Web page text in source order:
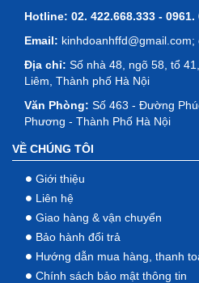
Hotline: 02. 422.668.333 -
Email:
Địa chỉ: Số nhà 48, ngõ 58, tổ
Liêm, Thành phố Hà Nội
Văn Phòng: Số 463 - Đường
Phương - Thành Phố Hà Nội
VỀ CHÚNG TÔI
Giới thiệu
Liên hệ
Giao hàng & vận chuyển
Bảo hành đổi trả
Hướng dẫn mua hàng, thanh
Chính sách bảo mật thông tin